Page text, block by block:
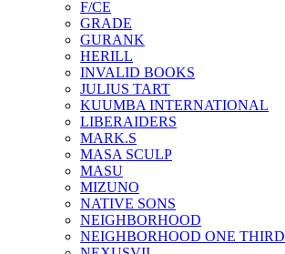
F/CE
GRADE
GURANK
HERILL
INVALID BOOKS
JULIUS TART
KUUMBA INTERNATIONAL
LIBERAIDERS
MARK.S
MASA SCULP
MASU
MIZUNO
NATIVE SONS
NEIGHBORHOOD
NEIGHBORHOOD ONE THIRD